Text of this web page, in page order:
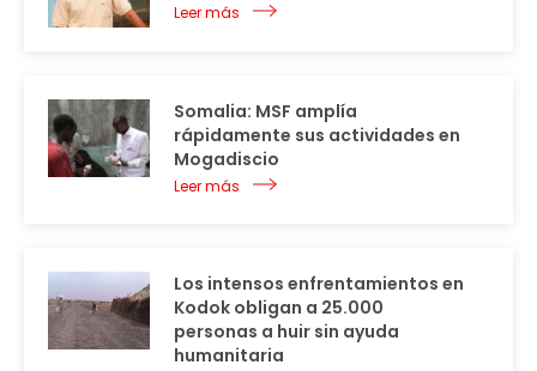
Leer más
Somalia: MSF amplía
rápidamente sus actividades en
Mogadiscio
Leer más
Los intensos enfrentamientos en
Kodok obligan a 25.000
personas a huir sin ayuda
humanitaria